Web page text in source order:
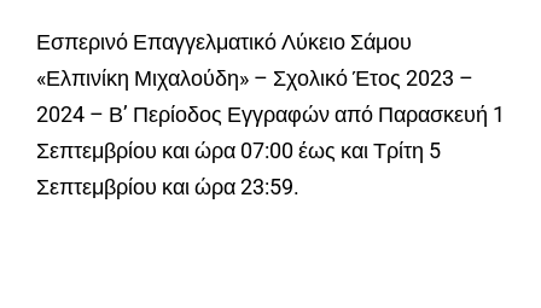
Εσπερινό Επαγγελματικό Λύκειο Σάμου
«Ελπινίκη Μιχαλούδη» – Σχολικό Έτος 2023 –
2024 – Β’ Περίοδος Εγγραφών από Παρασκευή 1
Σεπτεμβρίου και ώρα 07:00 έως και Τρίτη 5
Σεπτεμβρίου και ώρα 23:59.